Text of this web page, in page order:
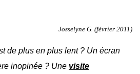
Josselyne G. (février 2011)
de plus en plus lent ? Un écran
inopinée ? Une visite